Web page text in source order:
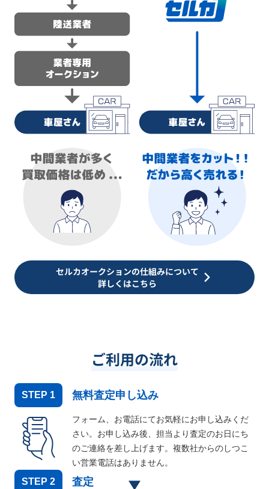
セルカオークションの仕組みについて
詳しくはこちら
ご利用の流れ
STEP 1 無料査定申し込み
フォーム、お電話にてお気軽にお申し込みくだ
さい。お申し込み後、担当より査定のお日にち
のご連絡を差し上げます。複数社からのしつこ
い営業電話はありません。
STEP 2 査定